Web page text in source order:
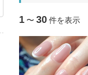
1 〜 30 件を表示